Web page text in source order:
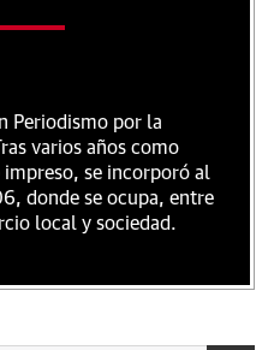
Periodismo por la
varios años como
se incorporó al
donde se ocupa, entre
local y sociedad.